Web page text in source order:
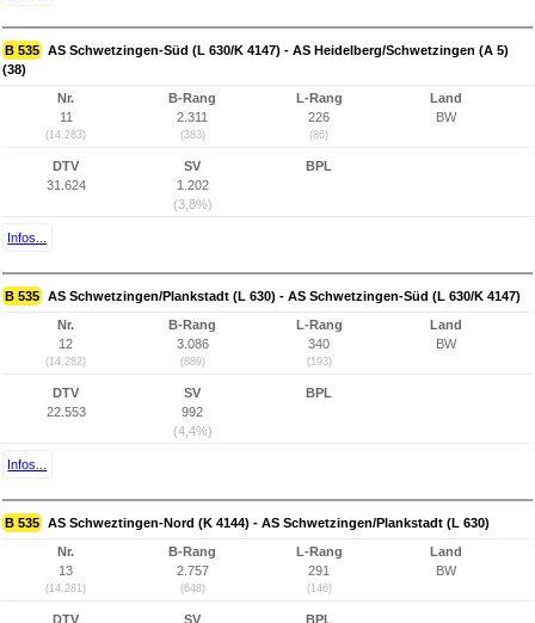
B 535 AS Schwetzingen-Süd (L 630/K 4147) - AS Heidelberg/Schwetzingen (A 5)
(38)
Nr.
11
(14.283)
B-Rang
2.311
(383)
L-Rang
226
(86)
Land
BW
DTV
31.624
SV
1.202
(3,8%)
BPL
Infos...
B 535 AS Schwetzingen/Plankstadt (L 630) - AS Schwetzingen-Süd (L 630/K 4147)
Nr.
12
(14.282)
B-Rang
3.086
(889)
L-Rang
340
(193)
Land
BW
DTV
22.553
SV
992
(4,4%)
BPL
Infos...
B 535 AS Schweztingen-Nord (K 4144) - AS Schwetzingen/Plankstadt (L 630)
Nr.
13
(14.281)
B-Rang
2.757
(648)
L-Rang
291
(146)
Land
BW
DTV SV BPL